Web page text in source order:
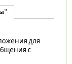
для
с